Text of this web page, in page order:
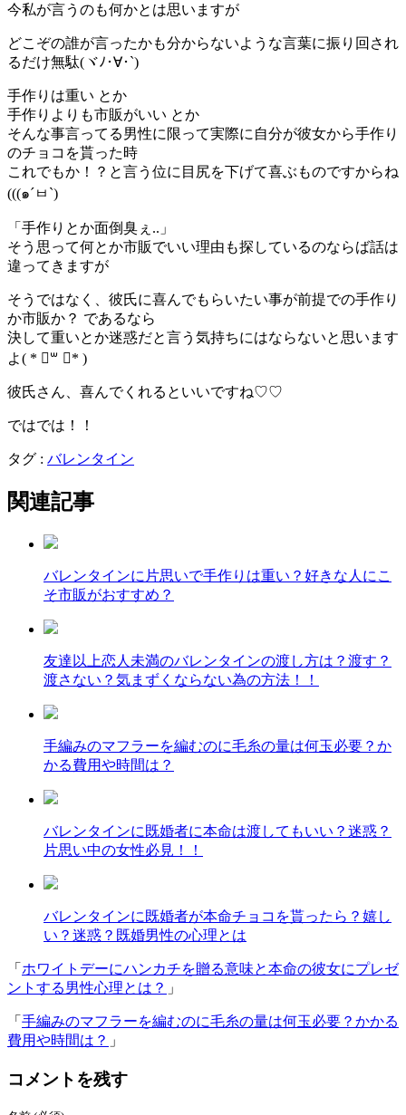
今私が言うのも何かとは思いますが
どこぞの誰が言ったかも分からないような言葉に振り回され
るだけ無駄(ヾﾉ･∀･`)
手作りは重い とか
手作りよりも市販がいい とか
そんな事言ってる男性に限って実際に自分が彼女から手作り
のチョコを貰った時
これでもか！？と言う位に目尻を下げて喜ぶものですからね
(((๑´ㅂ`)
「手作りとか面倒臭ぇ..」
そう思って何とか市販でいい理由も探しているのならば話は
違ってきますが
そうではなく、彼氏に喜んでもらいたい事が前提での手作り
か市販か？ であるなら
決して重いとか迷惑だと言う気持ちにはならないと思います
よ( * ॑꒳ ॑* )
彼氏さん、喜んでくれるといいですね♡♡
ではでは！！
タグ : バレンタイン
関連記事
バレンタインに片思いで手作りは重い？好きな人にこ
そ市販がおすすめ？
友達以上恋人未満のバレンタインの渡し方は？渡す？
渡さない？気まずくならない為の方法！！
手編みのマフラーを編むのに毛糸の量は何玉必要？か
かる費用や時間は？
バレンタインに既婚者に本命は渡してもいい？迷惑？
片思い中の女性必見！！
バレンタインに既婚者が本命チョコを貰ったら？嬉し
い？迷惑？既婚男性の心理とは
「 ホワイトデーにハンカチを贈る意味と本命の彼女にプレゼ
ントする男性心理とは？ 」
「 手編みのマフラーを編むのに毛糸の量は何玉必要？かかる
費用や時間は？ 」
コメントを残す